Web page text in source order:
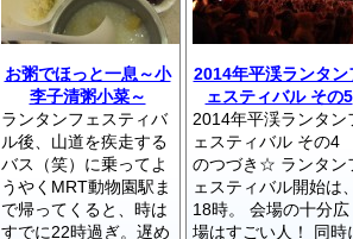
お粥でほっと一息～小
李子清粥小菜～
ランタンフェスティバ
ル後、山道を疾走する
バス（笑）に乗ってよ
うやくMRT動物園駅ま
で帰ってくると、時は
すでに22時過ぎ。遅め
2014年平渓ランタン
ェスティバル その5
2014年平渓ランタン
ェスティバル その4
のつづき☆ ランタン
ェスティバル開始は、
18時。 会場の十分広
場はすごい人！ 同時